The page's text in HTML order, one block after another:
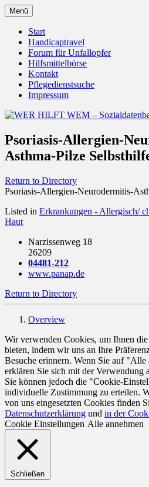
Zum
Inhalt
springen
WER HILFT
Sozialdatenbank
Menü
Start
Handicaptravel
Forum für Unfallopfer
Hilfsmittelbörse
Kontakt
Pflegedienstsuche
Impressum
Psoriasis-Allergien-
Asthma-Pilze
Return to Directory
Psoriasis-Allergien-Neurodermitis-
Listed in Erkrankungen - Allergisch/
Haut
Narzissenweg 18
26209
04481-212
www.panap.de
Return to Directory
Overview
Wir verwenden Cookies, um Ihnen
bieten, indem wir uns an Ihre
Besuche erinnern. Wenn Sie auf
erklären Sie sich mit der Verwendung
Sie können jedoch die "Cookie-
individuelle Zustimmung zu erteilen.
von uns eingesetzten Cookies finden
Datenschutzerklärung und in der
Cookie Einstellungen Alle annehmen
Schließen